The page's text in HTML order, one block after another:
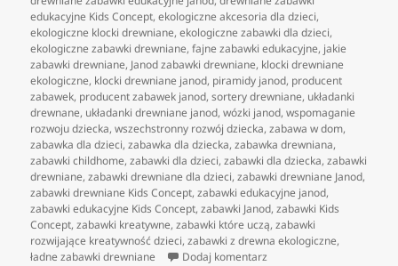
edukacyjne Kids Concept,ekologiczne akcesoria dla dzieci,
ekologiczne klocki drewniane,ekologiczne zabawki dla dzieci,
ekologiczne zabawki drewniane,fajne zabawki edukacyjne, jakie
zabawki drewniane, Janod zabawki drewniane, klocki drewniane
ekologiczne, klocki drewniane janod, piramidy janod, producent
zabawek, producent zabawek janod,sortery drewniane, układanki
drewnane, układanki drewniane janod,wózki janod,wspomaganie
rozwoju dziecka,wszechstronny rozwój dziecka,zabawa w dom,
zabawka dla dzieci,zabawka dla dziecka,zabawka drewniana,
zabawki childhome,zabawki dla dzieci,zabawki dla dziecka,zabawki
drewniane,zabawki drewniane dla dzieci,zabawki drewniane Janod,
zabawki drewniane Kids Concept,zabawki edukacyjne janod,
zabawki edukacyjne Kids Concept,zabawki Janod,zabawki Kids
Concept,zabawki kreatywne,zabawki które uczą,zabawki
rozwijające kreatywność dzieci,zabawki z drewna ekologiczne,
ładne zabawki drewniane
Dodaj komentarz